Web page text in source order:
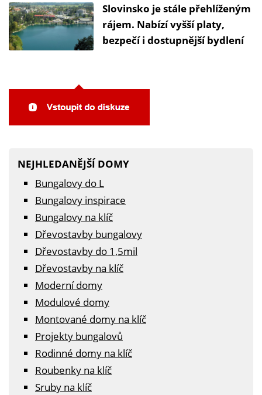
Slovinsko je stále přehlíženým
rájem. Nabízí vyšší platy,
bezpečí i dostupnější bydlení
NEJHLEDANĚJŠÍ DOMY
Bungalovy do L
Bungalovy inspirace
Bungalovy na klíč
Dřevostavby bungalovy
Dřevostavby do 1,5mil
Dřevostavby na klíč
Moderní domy
Modulové domy
Montované domy na klíč
Projekty bungalovů
Rodinné domy na klíč
Roubenky na klíč
Sruby na klíč